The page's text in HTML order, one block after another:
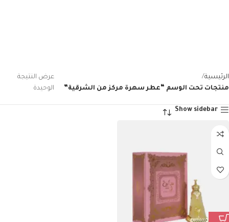
الرئيسية
منتجات تحت الوسم “عطر سهرة مركز من الشرقية”
عرض النتيجة
الوحيدة
Show sidebar